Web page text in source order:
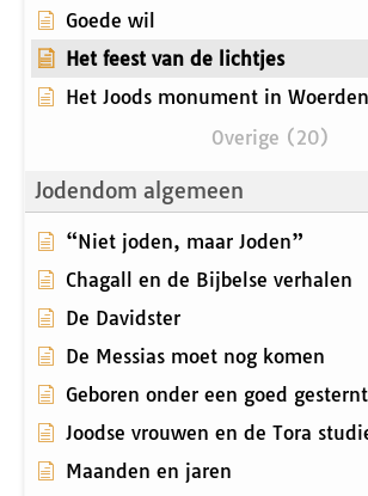
Goede wil
Het feest van de lichtjes
Het Joods monument in Woerden
Overige (20)
Jodendom algemeen
“Niet joden, maar Joden”
Chagall en de Bijbelse verhalen
De Davidster
De Messias moet nog komen
Geboren onder een goed
Joodse vrouwen en de Tora
Maanden en jaren